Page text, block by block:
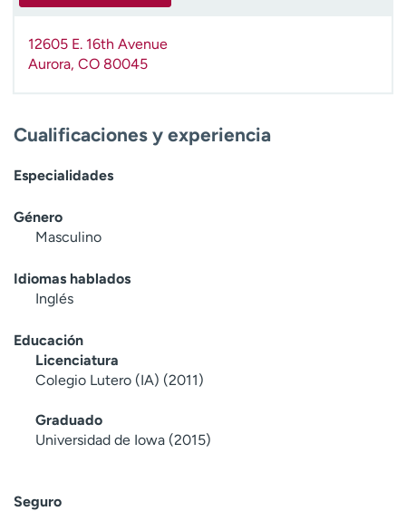
t
a
12605 E. 16th Avenue
Aurora, CO 80045
Cualificaciones y experiencia
Especialidades
Género
Masculino
Idiomas hablados
Inglés
Educación
Licenciatura
Colegio Lutero (IA) (2011)
Graduado
Universidad de Iowa (2015)
Seguro